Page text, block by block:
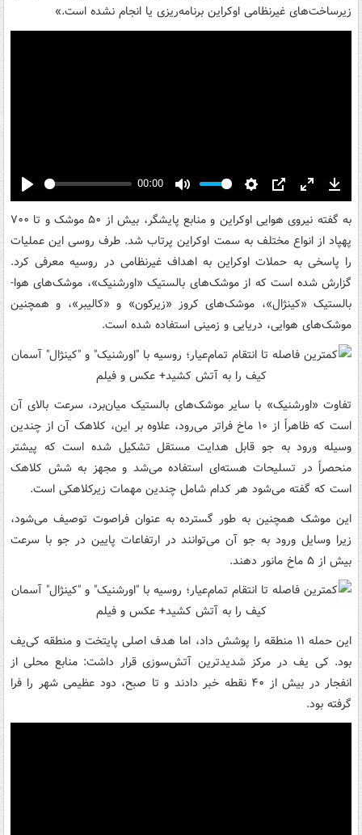
زیرساخت‌های غیرنظامی اوکراین برنامه‌ریزی یا انجام نشده است.»
Play
00:00
Mute Settings
PIP Enter
fullscreen
به گفته نیروی هوایی اوکراین و منابع پایشگر، بیش از ۵۰ موشک و تا ۷۰۰
پهپاد از انواع مختلف به سمت اوکراین پرتاب شد. طرف روسی این عملیات
را پاسخی به حملات اوکراین به اهداف غیرنظامی در روسیه معرفی کرد.
گزارش شده است که از موشک‌های بالستیک «اورشنیک»، موشک‌های هوا-
بالستیک «کینژال»، موشک‌های کروز «زیرکون» و «کالیبر»، و همچنین
موشک‌های هوایی، دریایی و زمینی استفاده شده است.
تفاوت «اورشنیک» با سایر موشک‌های بالستیک میان‌برد، سرعت بالای آن
است که ظاهراً از ۱۰ ماخ فراتر می‌رود، علاوه بر این، کلاهک آن از چندین
وسیله ورود به جو قابل هدایت مستقل تشکیل شده است که پیشتر
منحصراً در تسلیحات هسته‌ای استفاده می‌شد و مجهز به شش کلاهک
است که گفته می‌شود هر کدام شامل چندین مهمات زیرکلاهکی است.
این موشک همچنین به طور گسترده به عنوان فراصوت توصیف می‌شود،
زیرا وسایل ورود به جو آن می‌توانند در ارتفاعات پایین در جو با سرعت
بیش از ۵ ماخ مانور دهند.
این حمله ۱۱ منطقه را پوشش داد، اما هدف اصلی پایتخت و منطقه کی‌یف
بود. کی یف در مرکز شدیدترین آتش‌سوزی قرار داشت: منابع محلی از
انفجار در بیش از ۴۰ نقطه خبر دادند و تا صبح، دود عظیمی شهر را فرا
گرفته بود.